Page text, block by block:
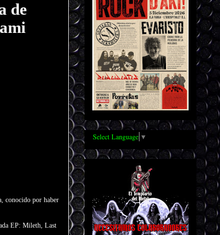
de
conocido por haber
EP: Mileth, Last
Select Language ▼